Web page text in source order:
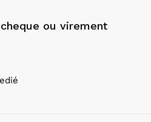
ou virement